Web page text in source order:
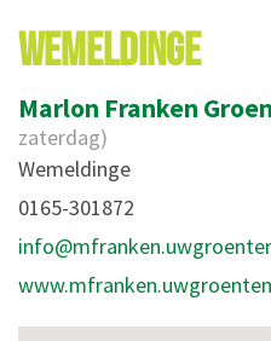
WEMELDINGE
Marlon Franken
zaterdag)
Wemeldinge
0165-301872